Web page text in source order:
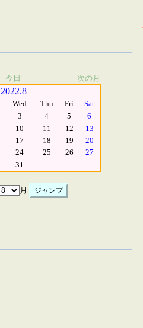
今日 次の月
2022.8
Wed Thu Fri
Sat
3 4 5
6
10 11 12
13
17 18 19
20
24 25 26
27
31
月